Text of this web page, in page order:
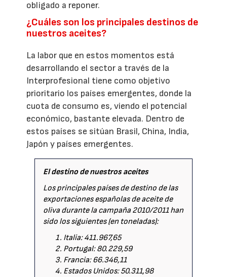
obligado a reponer.
¿Cuáles son los principales destinos de
nuestros aceites?
La labor que en estos momentos está
desarrollando el sector a través de la
Interprofesional tiene como objetivo
prioritario los países emergentes, donde la
cuota de consumo es, viendo el potencial
económico, bastante elevada. Dentro de
estos países se sitúan Brasil, China, India,
Japón y países emergentes.
El destino de nuestros aceites
Los principales países de destino de las
exportaciones españolas de aceite de
oliva durante la campaña 2010/2011 han
sido los siguientes (en toneladas):
Italia: 411.967,65
Portugal: 80.229,59
Francia: 66.346,11
Estados Unidos: 50.311,98